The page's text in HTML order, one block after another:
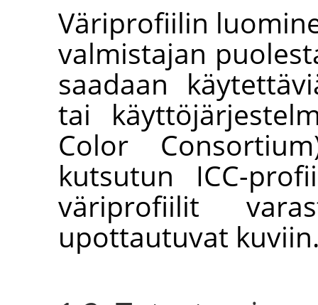
Väriprofiilin
valmistajan
saadaan
tai
Color
kutsutun ICC-
väriprofiilit
upottautuvat